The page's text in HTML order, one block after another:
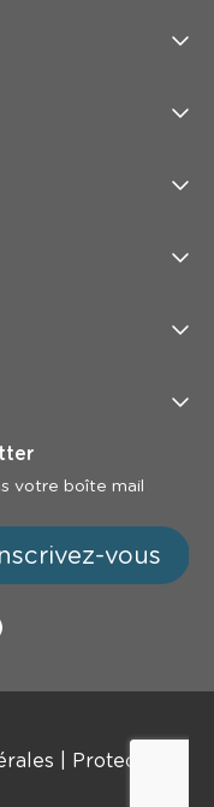
votre boîte mail
vous
Protection